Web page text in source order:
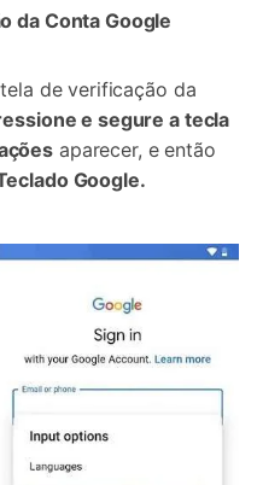
da Conta Google
de verificação da
e segure a tecla
aparecer, e então
Google.